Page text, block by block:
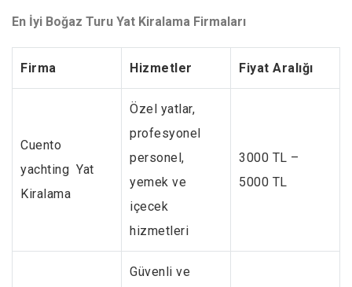
En İyi Boğaz Turu Yat Kiralama Firmaları
Firma Hizmetler Fiyat Aralığı
Cuento
yachting Yat
Kiralama
Özel yatlar,
profesyonel
personel,
yemek ve
içecek
hizmetleri
3000 TL –
5000 TL
Güvenli ve